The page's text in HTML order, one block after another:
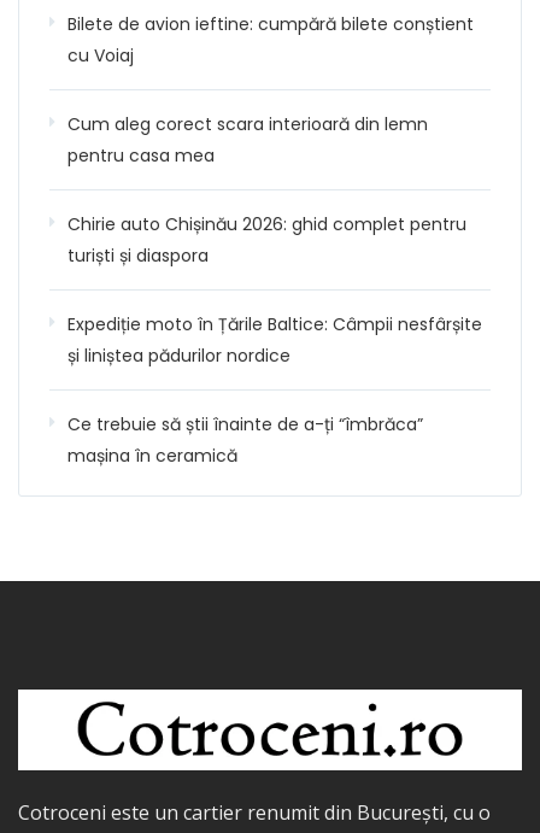
Bilete de avion ieftine: cumpără bilete conștient
cu Voiaj
Cum aleg corect scara interioară din lemn
pentru casa mea
Chirie auto Chișinău 2026: ghid complet pentru
turiști și diaspora
Expediție moto în Țările Baltice: Câmpii nesfârșite
și liniștea pădurilor nordice
Ce trebuie să știi înainte de a-ți “îmbrăca”
mașina în ceramică
Cotroceni este un cartier renumit din București, cu o